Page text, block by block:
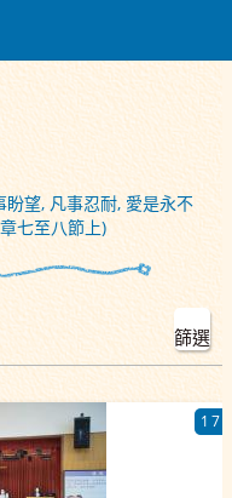
望, 凡事忍耐, 愛是永不
七至八節上)
篩選
17